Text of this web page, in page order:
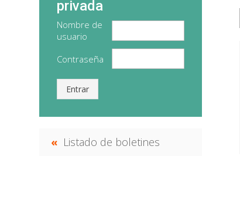
privada
Nombre de
usuario
Contraseña
Entrar
Listado de boletines